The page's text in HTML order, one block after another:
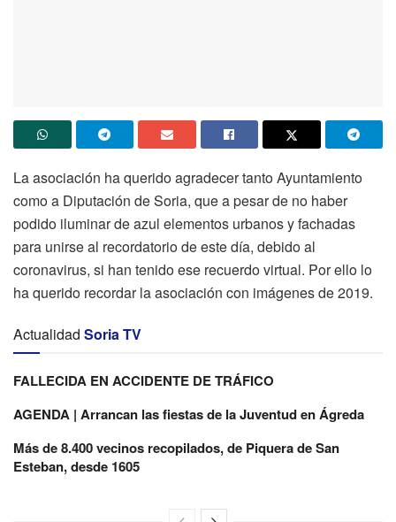
La asociación ha querido agradecer tanto Ayuntamiento
como a Diputación de Soria, que a pesar de no haber
podido iluminar de azul elementos urbanos y fachadas
para unirse al recordatorio de este día, debido al
coronavirus, si han tenido ese recuerdo virtual. Por ello lo
ha querido recordar la asociación con imágenes de 2019.
Actualidad Soria TV
FALLECIDA EN ACCIDENTE DE TRÁFICO
AGENDA | Arrancan las fiestas de la Juventud en Ágreda
Más de 8.400 vecinos recopilados, de Piquera de San
Esteban, desde 1605